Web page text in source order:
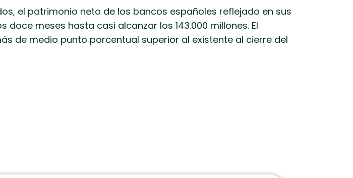
el patrimonio neto de los bancos españoles reflejado en sus
doce meses hasta casi alcanzar los 143.000 millones. El
de medio punto porcentual superior al existente al cierre del